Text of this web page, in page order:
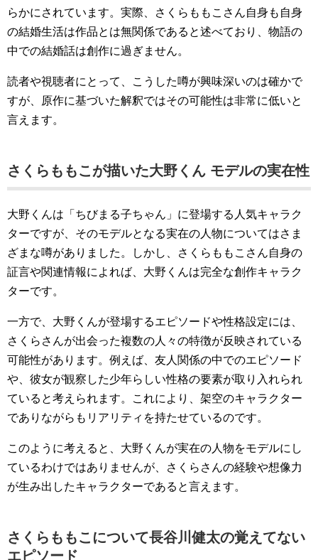
らかにされています。実際、さくらももこさん自身も自身
の結婚生活は作品とは無関係であると述べており、物語の
中での結婚話は創作に過ぎません。
読者や視聴者にとって、こうした噂が興味深いのは確かで
すが、原作に基づいた解釈ではその可能性は非常に低いと
言えます。
さくらももこが描いた大野くん モデルの実在性
大野くんは「ちびまる子ちゃん」に登場する人気キャラク
ターですが、そのモデルとなる実在の人物についてはさま
ざまな噂がありました。しかし、さくらももこさん自身の
証言や関連情報によれば、大野くんは完全な創作キャラク
ターです。
一方で、大野くんが登場するエピソードや性格設定には、
さくらさんが出会った複数の人々の特徴が反映されている
可能性があります。例えば、友人関係の中でのエピソード
や、彼女が観察した少年らしい性格の要素が取り入れられ
ていると考えられます。これにより、架空のキャラクター
でありながらもリアリティを持たせているのです。
このように考えると、大野くんが実在の人物をモデルにし
ているわけではありませんが、さくらさんの経験や想像力
が生み出したキャラクターであると言えます。
さくらももこについて長谷川健太の覚えてない
エピソード